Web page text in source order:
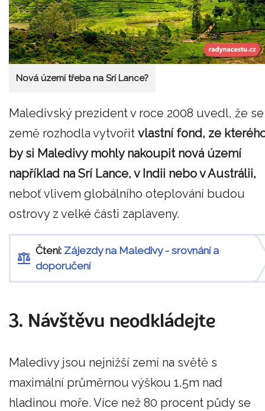
Nová území třeba na Srí Lance?
Maledivský prezident v roce 2008 uvedl, že se
země rozhodla vytvořit vlastní fond, ze
by si Maledivy mohly nakoupit nová území
například na Srí Lance, v Indii nebo v Austrálii,
neboť vlivem globálního oteplování budou
ostrovy z velké části zaplaveny.
Čtení: Zájezdy na Maledivy - srovnání a
doporučení
3. Návštěvu neodkládejte
Maledivy jsou nejnižší zemí na světě s
maximální průměrnou výškou 1,5m nad
hladinou moře. Více než 80 procent půdy se